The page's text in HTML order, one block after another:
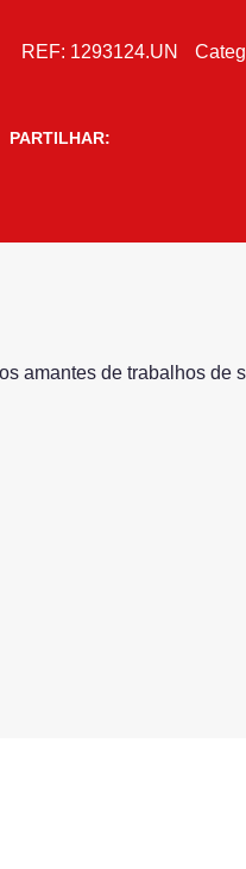
REF: 1293124.UN
PARTILHAR:
amantes de trabalhos de